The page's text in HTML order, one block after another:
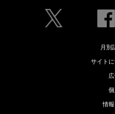
月別
サイト
情